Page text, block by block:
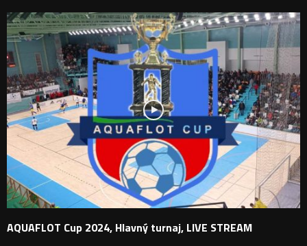
AQUAFLOT Cup 2024, Hlavný turnaj, LIVE STREAM